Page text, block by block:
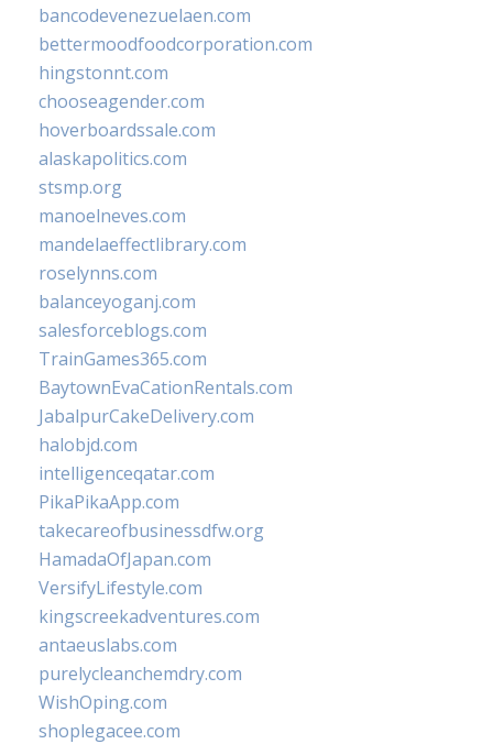
bancodevenezuelaen.com
bettermoodfoodcorporation.com
hingstonnt.com
chooseagender.com
hoverboardssale.com
alaskapolitics.com
stsmp.org
manoelneves.com
mandelaeffectlibrary.com
roselynns.com
balanceyoganj.com
salesforceblogs.com
TrainGames365.com
BaytownEvaCationRentals.com
JabalpurCakeDelivery.com
halobjd.com
intelligenceqatar.com
PikaPikaApp.com
takecareofbusinessdfw.org
HamadaOfJapan.com
VersifyLifestyle.com
kingscreekadventures.com
antaeuslabs.com
purelycleanchemdry.com
WishOping.com
shoplegacee.com